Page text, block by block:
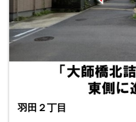
羽田２丁目